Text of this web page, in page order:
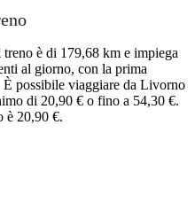
è di 179,68 km e impiega
al giorno, con la prima
possibile viaggiare da Livorno
di 20,90 € o fino a 54,30 €.
è 20,90 €.